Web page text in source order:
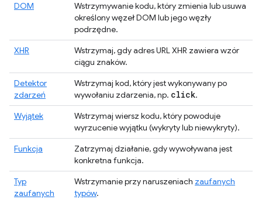
DOM
Wstrzymywanie kodu, który zmienia lub usuwa
określony węzeł DOM lub jego węzły
podrzędne.
XHR
Wstrzymaj, gdy adres URL XHR zawiera wzór
ciągu znaków.
Detektor
zdarzeń
Wstrzymaj kod, który jest wykonywany po
wywołaniu zdarzenia, np. click.
Wyjątek
Wstrzymaj wiersz kodu, który powoduje
wyrzucenie wyjątku (wykryty lub niewykryty).
Funkcja
Zatrzymaj działanie, gdy wywoływana jest
konkretna funkcja.
Typ
zaufanych
Wstrzymanie przy naruszeniach zaufanych
typów.